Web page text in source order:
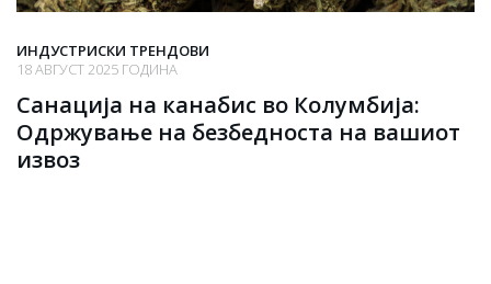
ИНДУСТРИСКИ ТРЕНДОВИ
18 АВГУСТ 2025 ГОДИНА
Санација на канабис во Колумбија:
Одржување на безбедноста на вашиот
извоз